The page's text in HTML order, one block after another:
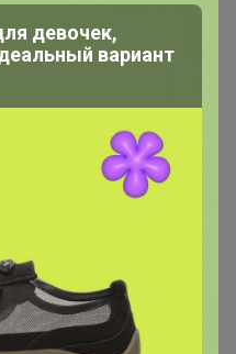
девочек,
вариант